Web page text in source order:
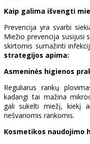
Kaip galima išvengti
Prevencija yra svarbi
Miežio prevencija susijusi
skirtomis sumažinti
strategijos apima:
Asmeninės higienos
Reguliarus rankų
kadangi tai mažina
gali sukelti miežį, kiekį
nešvariomis rankomis.
Kosmetikos naudojimo